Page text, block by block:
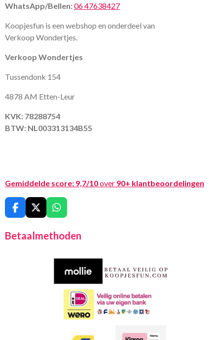
WhatsApp/Bellen:06 47638427
Koopjesfun is een webshop en onderdeel van
Verkoop Wondertjes.
Verkoop Wondertjes
Tussendonk 154
4878 AM Etten-Leur
KVK: 78288754
BTW: NL003313134B55
Gemiddelde score: 9,7/10over 90+ klantbeoordelingen
F
a
c
e
X
W
h
t
A
Betaalmethoden